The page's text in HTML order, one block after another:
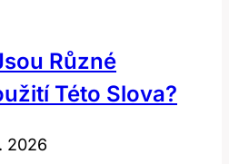
Různé
Této Slova?
2026